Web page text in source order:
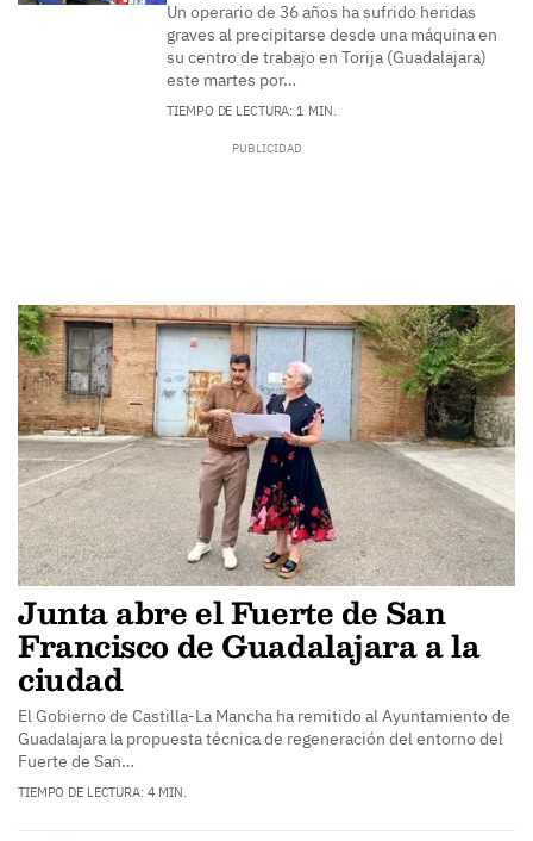
Un operario de 36 años ha sufrido heridas
graves al precipitarse desde una máquina en
su centro de trabajo en Torija (Guadalajara)
este martes por…
TIEMPO DE LECTURA: 1 MIN.
Junta abre el Fuerte de San
Francisco de Guadalajara a la
ciudad
El Gobierno de Castilla-La Mancha ha remitido al Ayuntamiento de
Guadalajara la propuesta técnica de regeneración del entorno del
Fuerte de San…
TIEMPO DE LECTURA: 4 MIN.